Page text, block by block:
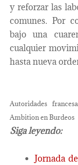
y reforzar las
comunes. Por
bajo una
cualquier
hasta nueva
Autoridades
Ambition en Burdeos
Siga leyendo:
Jornada